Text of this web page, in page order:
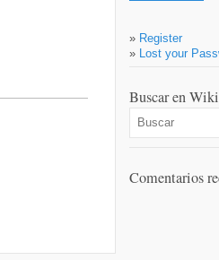
» Register
» Lost your
Buscar en
Comentarios